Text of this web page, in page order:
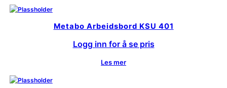
Metabo Arbeidsbord KSU 401
Logg inn for å se pris
Les mer